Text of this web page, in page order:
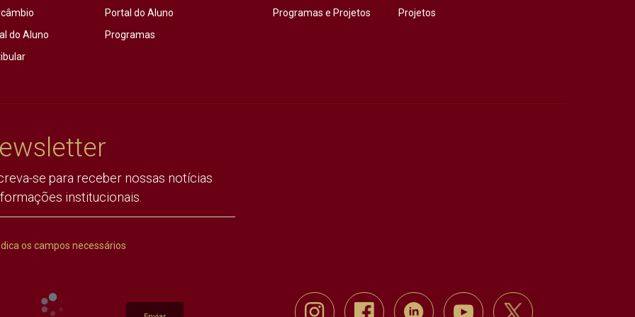
do Aluno
Portal do Aluno
Programas
Programas e Projetos Projetos
se para receber nossas notícias
institucionais.
os campos necessários